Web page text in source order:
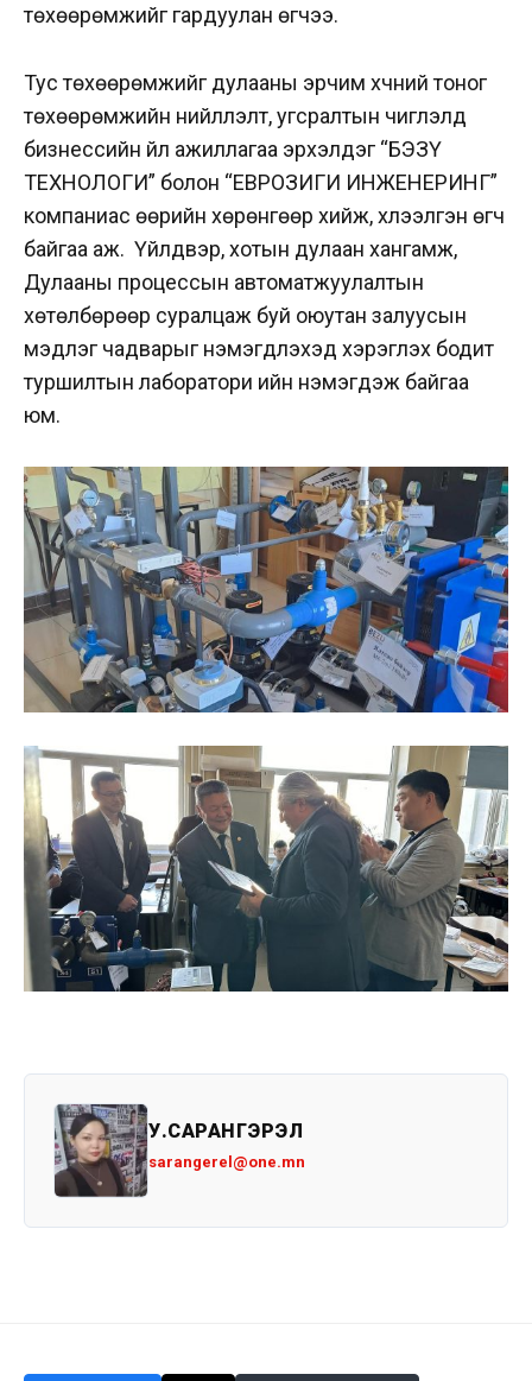
төхөөрөмжийг гардуулан өгчээ.
Тус төхөөрөмжийг дулааны эрчим хүчний тоног
төхөөрөмжийн нийлүүлэлт, угсралтын чиглэлд
бизнессийн үйл ажиллагаа эрхэлдэг “БЭЗҮ
ТЕХНОЛОГИ” болон “ЕВРОЗИГИ ИНЖЕНЕРИНГ”
компаниас өөрийн хөрөнгөөр хийж, хүлээлгэн өгч
байгаа аж. Үйлдвэр, хотын дулаан хангамж,
Дулааны процессын автоматжуулалтын
хөтөлбөрөөр суралцаж буй оюутан залуусын
мэдлэг чадварыг нэмэгдүүлэхэд хэрэглэх бодит
туршилтын лаборатори ийн нэмэгдэж байгаа
юм.
У.САРАНГЭРЭЛ
sarangerel@one.mn